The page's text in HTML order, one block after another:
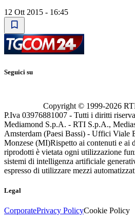
12 Ott 2015 - 16:45
Seguici su
Copyright © 1999-2026
P.Iva 03976881007 - Tutti i diritti
Mediamond S.p.A. - RTI S.p.A.,
Amsterdam (Paesi Bassi) - Uffici Viale
Monzese (MI)Rispetto ai contenuti e ai
riprodotti è vietata ogni utilizzazione
sistemi di intelligenza artificiale
espresso di utilizzare mezzi
Legal
CorporatePrivacy PolicyCookie Policy